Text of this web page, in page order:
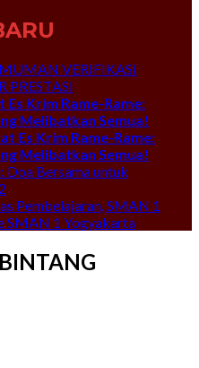
VERIFIKASI
PRESTASI
Es Krim Rame-Rame:
Melibatkan Semua!
Es Krim Rame-Rame:
Melibatkan Semua!
Doa Bersama untuk
Pembelajaran, SMAN 1
SMAN 1 Yogyakarta